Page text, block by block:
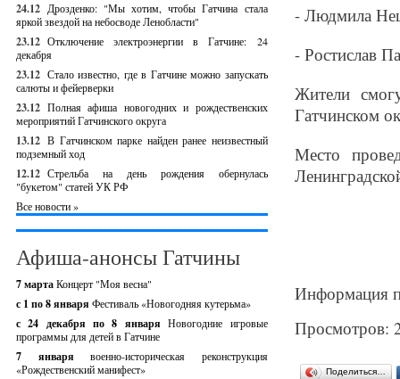
24.12 Дрозденко: "Мы хотим, чтобы Гатчина стала
яркой звездой на небосводе Ленобласти"
23.12 Отключение электроэнергии в Гатчине: 24
декабря
23.12 Стало известно, где в Гатчине можно запускать
салюты и фейерверки
23.12 Полная афиша новогодних и рождественских
мероприятий Гатчинского округа
13.12 В Гатчинском парке найден ранее неизвестный
подземный ход
12.12 Стрельба на день рождения обернулась
"букетом" статей УК РФ
Все новости »
Афиша-анонсы Гатчины
7 мартаКонцерт "Моя весна"
с 1 по 8 января Фестиваль «Новогодняя кутерьма»
с 24 декабря по 8 январяНовогодние игровые
программы для детей в Гатчине
7 январявоенно-историческая реконструкция
«Рождественский манифест»
- Людмила
- Ростислав
Жители
Гатчинском
Место
Информация
Просмотров:
Поделиться…